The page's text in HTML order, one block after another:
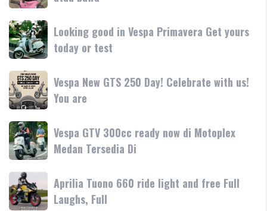
kasih
di
Medan!
•
Mesin
Vespa
LX
pink/lilac
Yuk
test
ride
atau
bawa
Looking
good
in
Vespa
Primavera
Get
yours
today
or
test
Looking good in Vespa Primavera Get yours
today or test
Vespa
New
GTS
250
Day!
Celebrate
with
us!
You
are
Vespa New GTS 250 Day! Celebrate with us!
You are
Vespa
GTV
300cc
ready
now
di
Vespa GTV 300cc ready now di Motoplex
Medan Tersedia Di
Aprilia
Tuono
660
Aprilia Tuono 660 ride light and free Full
Laughs, Full